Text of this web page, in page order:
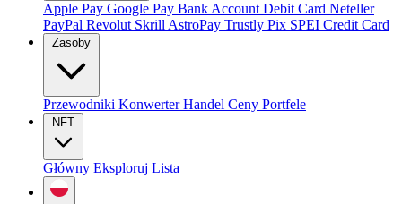
Apple Pay Google Pay Bank Account Debit Card Neteller
PayPal Revolut Skrill AstroPay Trustly Pix SPEI Credit Card
Zasoby
Przewodniki KonwerterHandel Ceny Portfele
NFT
Główny Eksploruj Lista